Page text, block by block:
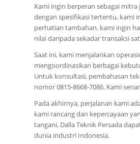
Kami ingin berperan sebagai
dengan spesifikasi tertentu, kami
perhatian tambahan, kami ingin
nilai daripada sekadar transaksi
Saat ini, kami menjalankan
mengoordinasikan berbagai
Untuk konsultasi, pembahasan
nomor 0815-8668-7086. Kami
Pada akhirnya, perjalanan kami
kami rancang dan kepercayaan
tangani, Dalla Teknik Persada
dunia industri Indonesia.